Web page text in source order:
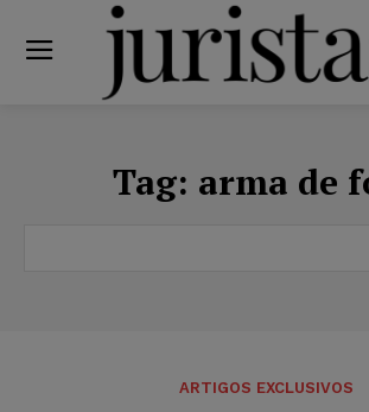
Tag: arma de
ARTIGOS EXCLUSIVOS